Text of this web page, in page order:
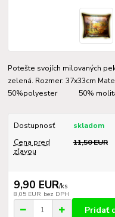
Potešte svojích milovaných
zelená. Rozmer: 37x33cm
50%polyester 50%
Dostupnosť
skladom
Cena pred
zľavou
11,50 EUR
9,90 EUR/ks
8,05 EUR bez DPH
Pridať